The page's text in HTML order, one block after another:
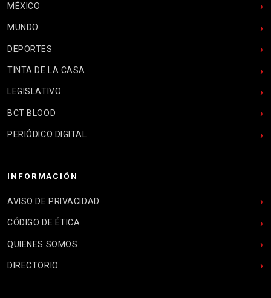
MÉXICO
MUNDO
DEPORTES
TINTA DE LA CASA
LEGISLATIVO
BCT BLOOD
PERIÓDICO DIGITAL
INFORMACIÓN
AVISO DE PRIVACIDAD
CÓDIGO DE ÉTICA
QUIENES SOMOS
DIRECTORIO